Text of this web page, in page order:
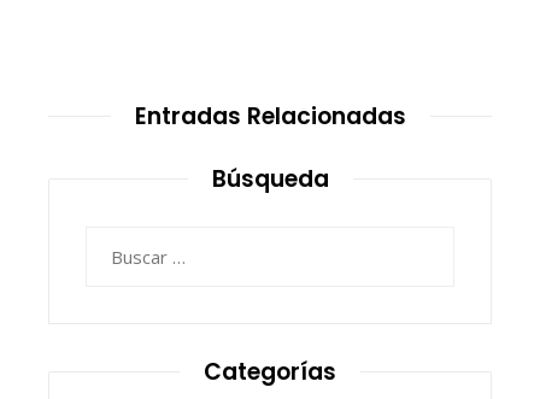
Entradas Relacionadas
Búsqueda
Categorías